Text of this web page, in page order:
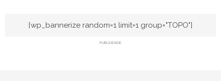
[wp_bannerize random=1 limit=1 group="TOPO"]
PUBLICIDADE